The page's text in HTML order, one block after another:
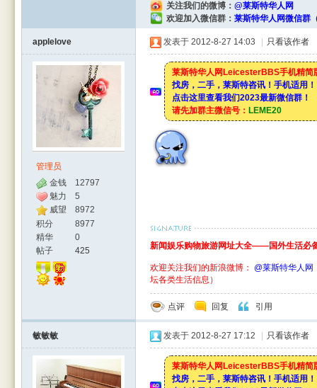
关注我们的微博：@莱斯特华人网
欢迎加入微信群：莱斯特华人网微信群
applelove
管理员
金钱
12797
魅力
5
威望
8972
积分
8977
精华
0
帖子
425
发表于 2012-8-27 14:03 只看该作者
莱斯特华人网LeicesterBBS手机精简
找房，二手，莱斯特咨讯！手机适用！
点击这里查看我们2023最新微信群！
请先加群主微信号： LEME20
新闻娱乐购物旅游网址大全——国外生活必
欢迎关注我们的新浪微博： @莱斯特华人网
坛各类生活信息）
点评 回复 引用
敏敏敏 发表于 2012-8-27 17:12 只看该作者
莱斯特华人网LeicesterBBS手机精简
找房，二手，莱斯特咨讯！手机适用！